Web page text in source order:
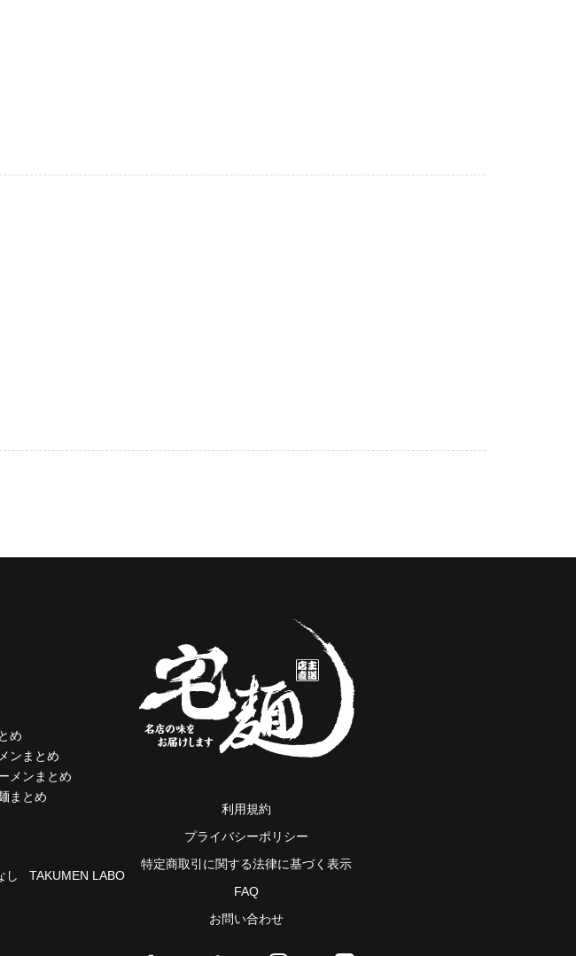
め
ンまとめ
メンまとめ
まとめ
し
TAKUMEN LABO
利用規約
プライバシーポリシー
特定商取引に関する法律に基づく表示
FAQ
お問い合わせ